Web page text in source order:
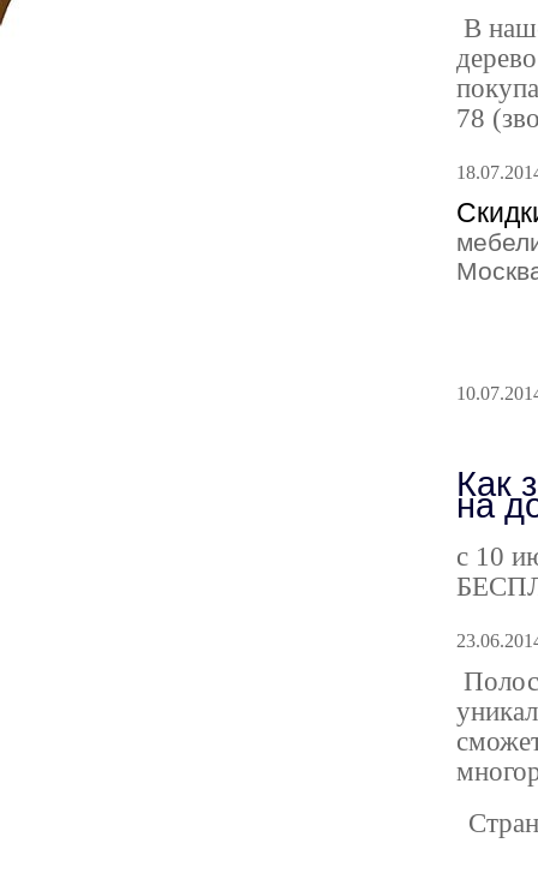
В
78
Как
на
с 10